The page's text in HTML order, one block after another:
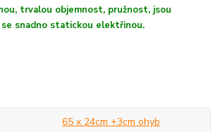
trvalou objemnost, pružnost, jsou
se snadno statickou elektřinou.
65 x 24cm +3cm ohyb